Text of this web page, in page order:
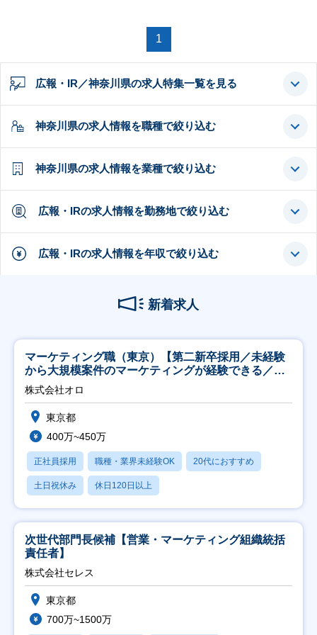
1
広報・IR／神奈川県の求人特集一覧を見る
神奈川県の求人情報を職種で絞り込む
神奈川県の求人情報を業種で絞り込む
広報・IRの求人情報を勤務地で絞り込む
広報・IRの求人情報を年収で絞り込む
新着求人
マーケティング職（東京）【第二新卒採用／未経験
から大規模案件のマーケティングが経験できる／研
修充実】
株式会社オロ
東京都
400万~450万
正社員採用 職種・業界未経験OK 20代におすすめ
土日祝休み 休日120日以上
次世代部門長候補【営業・マーケティング組織統括
責任者】
株式会社セレス
東京都
700万~1500万